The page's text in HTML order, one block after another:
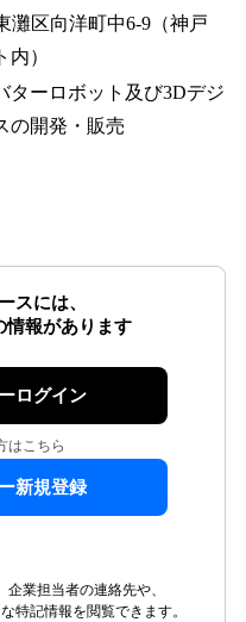
灘区向洋町中6-9（神戸
内）
ターロボット及び3Dデジ
の開発・販売
スには、
情報があります
ログイン
はこちら
新規登録
業担当者の連絡先や、
特記情報を閲覧できます。